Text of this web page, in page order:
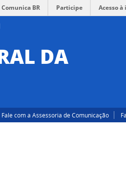
Comunica BR Participe Acesso
DA
Fale com a Assessoria de Comunicação